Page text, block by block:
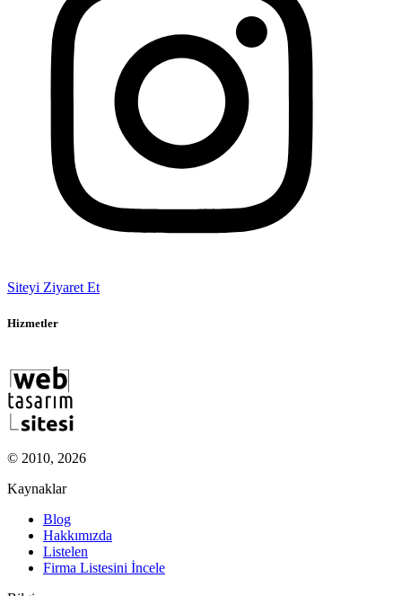
Siteyi Ziyaret Et
Hizmetler
© 2010, 2026
Kaynaklar
Blog
Hakkımızda
Listelen
Firma Listesini İncele